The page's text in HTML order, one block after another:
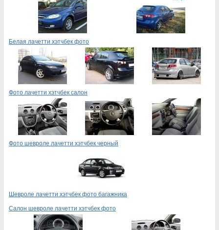
Белая лачетти хэтчбек фото
Фото лачетти хэтчбек салон
Фото шевроле лачетти хэтчбек черный
Шевроле лачетти хэтчбек фото багажника
Салон шевроле лачетти хэтчбек фото